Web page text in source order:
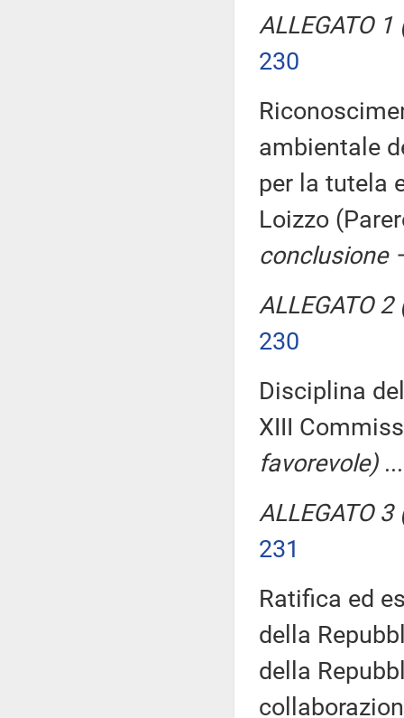
ALLEGATO
230
ambientale
per la tutela
Loizzo
conclusione
ALLEGATO
230
Disciplina
XIII
favorevole)
ALLEGATO
231
Ratifica ed
della
della